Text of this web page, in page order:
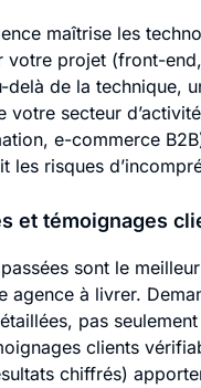
maîtrise les
votre projet (front-
delà de la technique,
votre secteur
e-commerce
les risques
et témoignages
sont le
agence à livrer.
pas
clients
chiffrés)